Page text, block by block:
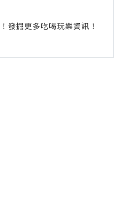
掘更多吃喝玩樂資訊！